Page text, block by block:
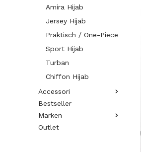
Amira Hijab
Jersey Hijab
Praktisch / One-Piece
Sport Hijab
Turban
Chiffon Hijab
Accessori
Bestseller
Marken
Outlet